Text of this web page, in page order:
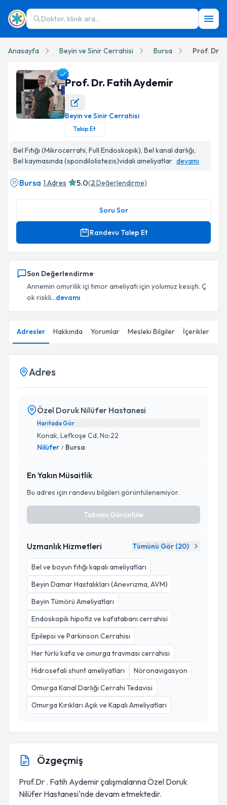
Doktor, klinik ara...
Anasayfa Beyin ve Sinir Cerrahisi Bursa Prof. Dr.
Prof. Dr. Fatih Aydemir Profil Fotoğrafı
Prof. Dr. Fatih Aydemir
Beyin ve Sinir Cerrahisi
Takip Et
Bel Fıtığı (Mikrocerrahi, Full Endoskopik), Bel kanal darlığı,
Bel kaymasında (spondilolistezis)vidalı ameliyatlar devamı
Bursa 1 Adres 5.0(2Değerlendirme)
Soru Sor
Randevu Talep Et
Son Değerlendirme
Annemin omurilik içi timor ameliyati için yolumuz kesişti. Ç
ok riskli...devamı
Adresler Hakkında Yorumlar Mesleki Bilgiler İçerikler
Adres
Özel Doruk Nilüfer Hastanesi
Haritada Gör
Konak, Lefkoşe Cd. No:22
Nilüfer / Bursa
En Yakın Müsaitlik
Bu adres için randevu bilgileri görüntülenemiyor.
Takvimi Görüntüle
Uzmanlık Hizmetleri Tümünü Gör (20)
Bel ve boyun fıtığı kapalı ameliyatları
Beyin Damar Hastalıkları (Anevrizma, AVM)
Beyin Tümörü Ameliyatları
Endoskopik hipofiz ve kafatabanı cerrahisi
Epilepsi ve Parkinson Cerrahisi
Her türlü kafa ve omurga travması cerrahisi
Hidrosefali shunt ameliyatları
Nöronavigasyon
Omurga Kanal Darlığı Cerrahi Tedavisi
Omurga Kırıkları Açık ve Kapalı Ameliyatları
Özgeçmiş
Prof.Dr . Fatih Aydemir çalışmalarına Özel Doruk
Nilüfer Hastanesi'nde devam etmektedir.